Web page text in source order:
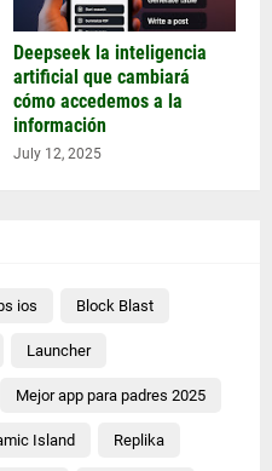
Deepseek la inteligencia
artificial que cambiará
cómo accedemos a la
información
July 12, 2025
ios Block Blast
Launcher
Mejor app para padres 2025
Island Replika